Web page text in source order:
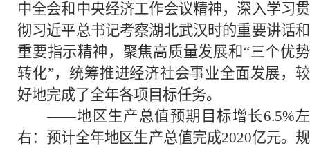
中全会和中央经济工作会议精神，深入学习贯
彻习近平总书记考察湖北武汉时的重要讲话和
重要指示精神，聚焦高质量发展和“三个优势
转化”，统筹推进经济社会事业全面发展，较
好地完成了全年各项目标任务。
——地区生产总值预期目标增长6.5%左
右：预计全年地区生产总值完成2020亿元。规